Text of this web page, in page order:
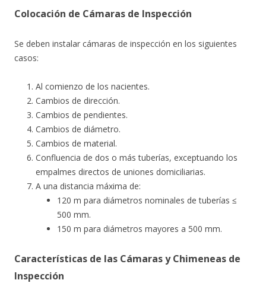
Colocación de Cámaras de Inspección
Se deben instalar cámaras de inspección en los siguientes
casos:
Al comienzo de los nacientes.
Cambios de dirección.
Cambios de pendientes.
Cambios de diámetro.
Cambios de material.
Confluencia de dos o más tuberías, exceptuando los
empalmes directos de uniones domiciliarias.
A una distancia máxima de:
120 m para diámetros nominales de tuberías ≤
500 mm.
150 m para diámetros mayores a 500 mm.
Características de las Cámaras y Chimeneas de
Inspección